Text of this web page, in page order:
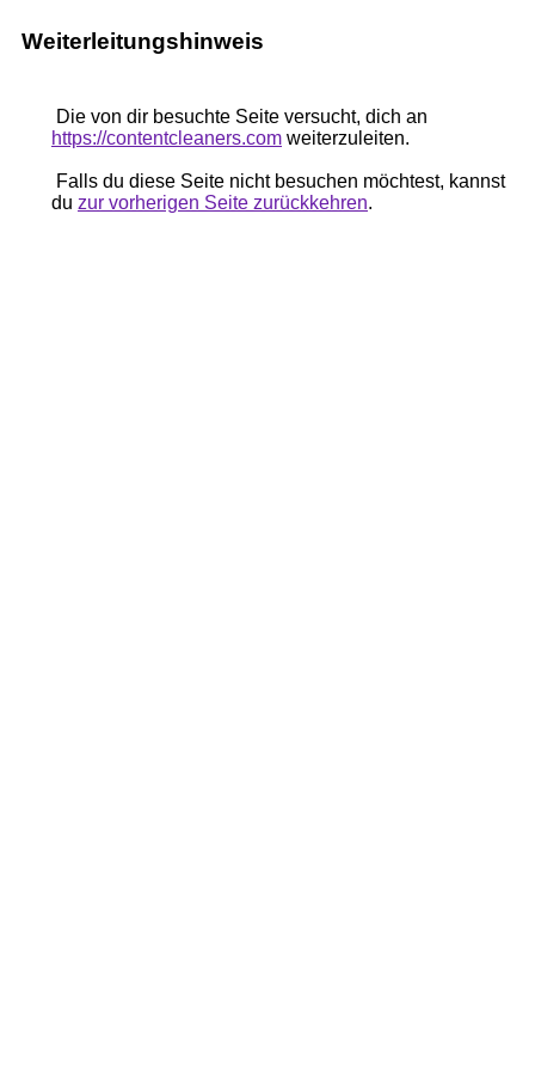
Weiterleitungshinweis
Die von dir besuchte Seite versucht, dich an
https://contentcleaners.com weiterzuleiten.
Falls du diese Seite nicht besuchen möchtest, kannst
du zur vorherigen Seite zurückkehren.